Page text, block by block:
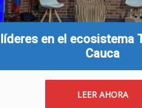
en el ecosistema
Cauca
LEER AHORA